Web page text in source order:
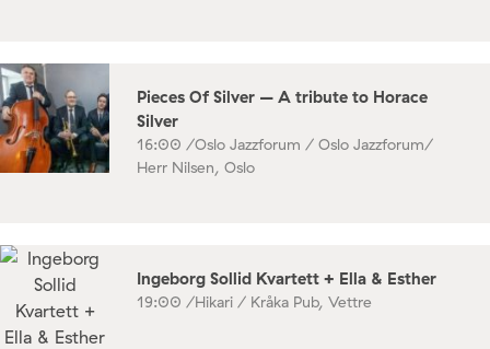
Pieces Of Silver – A tribute to Horace
Silver
16:00 /Oslo Jazzforum / Oslo Jazzforum/
Herr Nilsen, Oslo
Ingeborg Sollid Kvartett + Ella & Esther
19:00 /Hikari / Kråka Pub, Vettre